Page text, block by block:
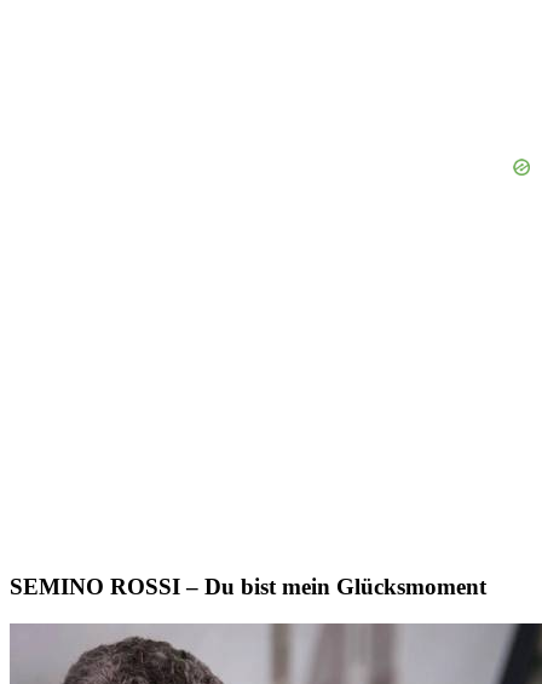
SEMINO ROSSI – Du bist mein Glücksmoment